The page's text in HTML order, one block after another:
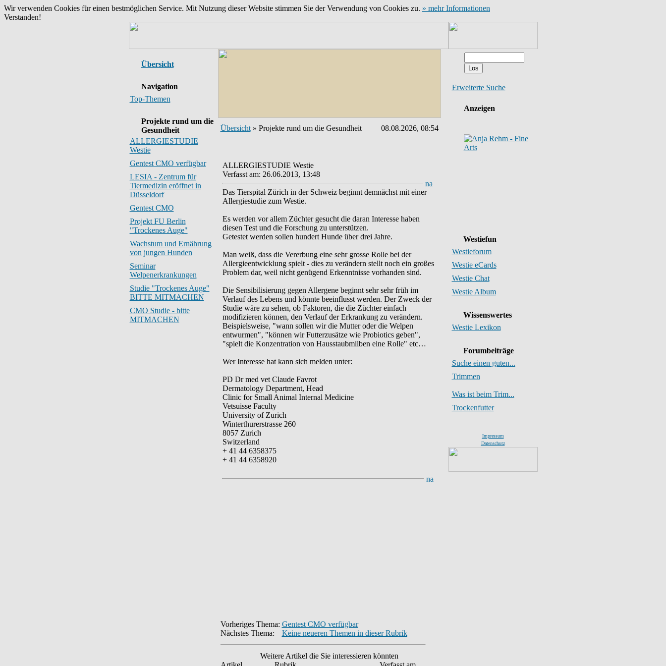
Wir verwenden Cookies für einen bestmöglichen Service. Mit Nutzung dieser Website stimmen Sie der Verwendung von Cookies zu. » mehr Informationen
Verstanden!
Übersicht
Navigation
Top-Themen
Projekte rund um die
Gesundheit
ALLERGIESTUDIE
Westie
Gentest CMO verfügbar
LESIA - Zentrum für
Tiermedizin eröffnet in
Düsseldorf
Gentest CMO
Projekt FU Berlin
"Trockenes Auge"
Wachstum und Ernährung
von jungen Hunden
Seminar
Welpenerkrankungen
Studie "Trockenes Auge"
BITTE MITMACHEN
CMO Studie - bitte
MITMACHEN
Übersicht» Projekte rund um die Gesundheit 08.08.2026, 08:54
ALLERGIESTUDIE Westie
Verfasst am: 26.06.2013, 13:48
Das Tierspital Zürich in der Schweiz beginnt demnächst mit einer
Allergiestudie zum Westie.
Es werden vor allem Züchter gesucht die daran Interesse haben
diesen Test und die Forschung zu unterstützen.
Getestet werden sollen hundert Hunde über drei Jahre.
Man weiß, dass die Vererbung eine sehr grosse Rolle bei der
Allergieentwicklung spielt - dies zu verändern stellt noch ein großes
Problem dar, weil nicht genügend Erkenntnisse vorhanden sind.
Die Sensibilisierung gegen Allergene beginnt sehr sehr früh im
Verlauf des Lebens und könnte beeinflusst werden. Der Zweck der
Studie wäre zu sehen, ob Faktoren, die die Züchter einfach
modifizieren können, den Verlauf der Erkrankung zu verändern.
Beispielsweise, "wann sollen wir die Mutter oder die Welpen
entwurmen", "können wir Futterzusätze wie Probiotics geben",
"spielt die Konzentration von Hausstaubmilben eine Rolle" etc…
Wer Interesse hat kann sich melden unter:
PD Dr med vet Claude Favrot
Dermatology Department, Head
Clinic for Small Animal Internal Medicine
Vetsuisse Faculty
University of Zurich
Winterthurerstrasse 260
8057 Zurich
Switzerland
+ 41 44 6358375
+ 41 44 6358920
Vorheriges Thema: Gentest CMO verfügbar
Nächstes Thema:
Keine neueren Themen in dieser Rubrik
Weitere Artikel die Sie interessieren könnten
Erweiterte Suche
Anzeigen
Westiefun
Westieforum
Westie eCards
Westie Chat
Westie Album
Wissenswertes
Westie Lexikon
Forumbeiträge
Suche einen guten...
Trimmen
Was ist beim Trim...
Trockenfutter
Impressum
Datenschutz